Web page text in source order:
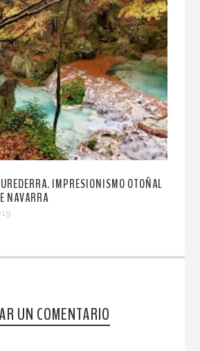
IMPRESIONISMO OTOÑAL
NAVARRA
UN COMENTARIO